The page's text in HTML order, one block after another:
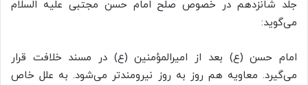
جلد شانزدهم در خصوص صلح امام حسن مجتبی علیه السلام
می‌گوید:
امام حسن (ع) بعد از امیرالمؤمنین (ع) در مسند خلافت قرار
می‌گیرد. معاویه هم روز به روز نیرومندتر می‌شود. به علل خاص